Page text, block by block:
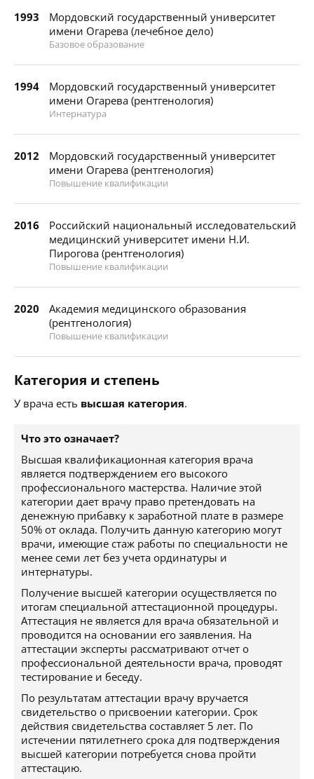
1993
Мордовский государственный университет
имени Огарева (лечебное дело)
Базовое образование
1994
Мордовский государственный университет
имени Огарева (рентгенология)
Интернатура
2012
Мордовский государственный университет
имени Огарева (рентгенология)
Повышение квалификации
2016
Российский национальный исследовательский
медицинский университет имени Н.И.
Пирогова (рентгенология)
Повышение квалификации
2020
Академия медицинского образования
(рентгенология)
Повышение квалификации
Категория и степень
У врача есть высшая категория.
Что это означает?
Высшая квалификационная категория врача
является подтверждением его высокого
профессионального мастерства. Наличие этой
категории дает врачу право претендовать на
денежную прибавку к заработной плате в размере
50% от оклада. Получить данную категорию могут
врачи, имеющие стаж работы по специальности не
менее семи лет без учета ординатуры и
интернатуры.
Получение высшей категории осуществляется по
итогам специальной аттестационной процедуры.
Аттестация не является для врача обязательной и
проводится на основании его заявления. На
аттестации эксперты рассматривают отчет о
профессиональной деятельности врача, проводят
тестирование и беседу.
По результатам аттестации врачу вручается
свидетельство о присвоении категории. Срок
действия свидетельства составляет 5 лет. По
истечении пятилетнего срока для подтверждения
высшей категории потребуется снова пройти
аттестацию.